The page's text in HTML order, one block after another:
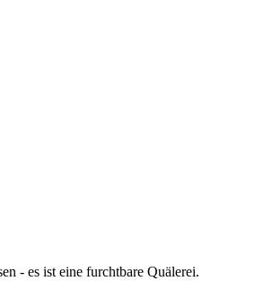
- es ist eine furchtbare Quälerei.